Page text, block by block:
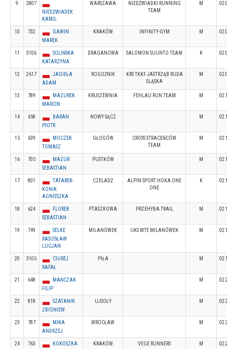
9
2807
NIEDŹWIADEK
KAMIL
WARSZAWA
NIEDŹWIADKI RUNNING
TEAM
M
10 732
GAWIN
MAREK
KRAKÓW INFINITY-GYM M
11 3106
SOLIŃSKA
KATARZYNA
DRAGANOWA SALOMON SUUNTO TEAM K
12 2617
JAGIEŁA
ADAM
ROGOŹNIK
KRS TKKF JASTRZĄB RUDA
ŚLĄSKA
M
13 789
MAZUREK
MARCIN
KRUSZEWNIA FEHLAU RUN TEAM M
14 658
BARAN
PIOTR
NOWY SĄCZ M
15 639
MOCZEK
TOMASZ
GŁOGÓW
CROSS STRACEŃCÓW
TEAM
M
16 705
MAZUR
SEBASTIAN
PUSTKÓW M
17 801
TATAREK-
KONIK
AGNIESZKA
CZELADŹ
ALPIN SPORT HOKA ONE
ONE
K
18 624
FLOREK
SEBASTIAN
PTASZKOWA PRZEHYBA TRAIL M
19 749
SELKE
RADOSŁAW
LUCJAN
MILANÓWEK UKS MTE MILANÓWEK M
20 3105
CIUREJ
RAFAŁ
PIŁA M
21 648
MAŃCZAK
FILIP
M
22 818
SZATANIK
ZBIGNIEW
UJSOŁY M
23 787
MIKA
ANDRZEJ
WROCŁAW M
24 763
KOKOSZKA
KRAKÓW VEGE RUNNERS M